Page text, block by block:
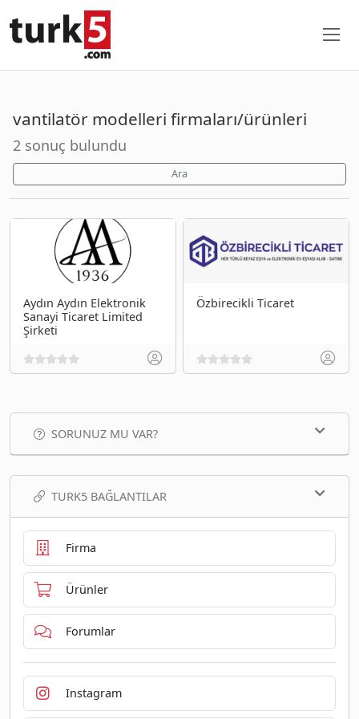
vantilatör modelleri firmaları/ürünleri
2 sonuç bulundu
Ara
Aydın Aydın Elektronik
Sanayi Ticaret Limited
Şirketi
Özbirecikli Ticaret
SORUNUZ MU VAR?
TURK5 BAĞLANTILAR
Firma
Ürünler
Forumlar
Instagram